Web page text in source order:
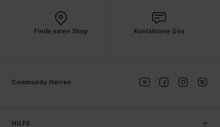
Finde einen Shop Kontaktiere Uns
HILFE
Community Herren